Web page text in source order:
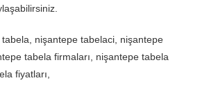
nişantepe tabelaci, nişantepe
tabela firmaları, nişantepe tabela
fiyatları,